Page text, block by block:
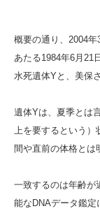
概要の通り、2004
あたる1984年6月21
水死遺体Yと、美保
遺体Yは、夏季とは
上を要するという
間や直前の体格とは
一致するのは年齢が
能なDNAデータ鑑